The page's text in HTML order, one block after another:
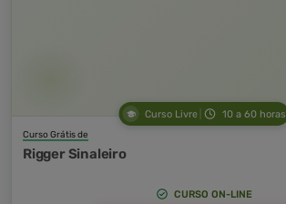
Curso Livre 10 a 60 horas
Curso Grátis de
Rigger Sinaleiro
CURSO ON-LINE